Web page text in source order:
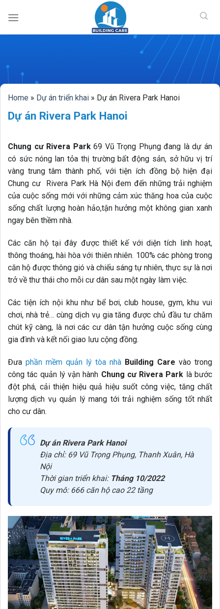
BUILDING
Home » Dự án triển khai » Dự án Rivera Park Hanoi
Dự án Rivera Park Hanoi
Chung cư Rivera Park69 Vũ Trọng Phụng đang là dự án
có sức nóng lan tỏa thị trường bất động sản, sở hữu vị trí
vàng trung tâm thành phố, với tiện ích đồng bộ hiện đại
Chung cư Rivera Park Hà Nội đem đến những trải nghiệm
của cuộc sống mới với những cảm xúc thăng hoa của cuộc
sống chất lượng hoàn hảo,tận hưởng một không gian xanh
ngay bên thềm nhà.
Các căn hộ tại đây được thiết kế với diện tích linh hoạt,
thông thoáng, hài hòa với thiên nhiên. 100% các phòng trong
căn hộ được thông gió và chiếu sáng tự nhiên, thực sự là nơi
trở về thư thái cho mỗi cư dân sau một ngày làm việc.
Các tiện ích nội khu như bể bơi, club house, gym, khu vui
chơi, nhà trẻ… cùng dịch vụ gia tăng được chủ đầu tư chăm
chút kỹ càng, là nơi các cư dân tận hưởng cuộc sống cùng
gia đình và kết nối giao lưu cộng đồng.
Đưa phần mềm quản lý tòa nhà Building Care vào trong
công tác quản lý vận hành Chung cư Rivera Park là bước
đột phá, cải thiện hiệu quả hiệu suốt công việc, tăng chất
lượng dịch vụ quản lý mang tới trải nghiệm sống tốt nhất
cho cư dân.
Dự án Rivera Park Hanoi
Địa chỉ: 69 Vũ Trọng Phụng, Thanh Xuân, Hà
Nội
Thời gian triển khai: Tháng 10/2022
Quy mô: 666 căn hộ cao 22 tầng